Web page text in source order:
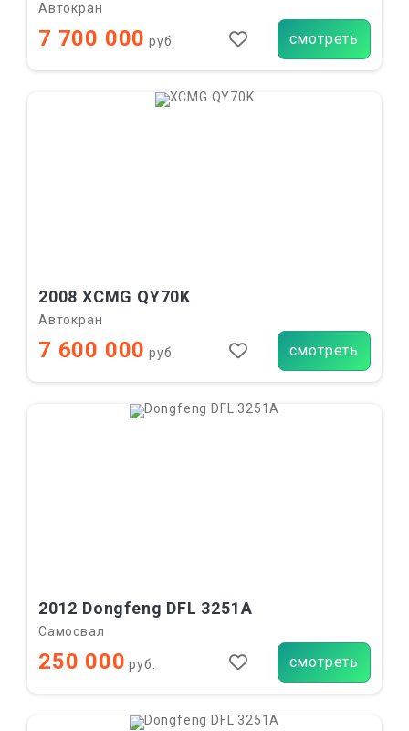
Автокран
7 700 000 руб. смотреть
2008 XCMG QY70K
Автокран
7 600 000 руб. смотреть
2012 Dongfeng DFL 3251A
Самосвал
250 000 руб. смотреть